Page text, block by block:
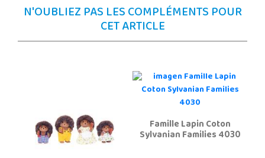
N'OUBLIEZ PAS LES COMPLÉMENTS POUR
CET ARTICLE
Famille Lapin Coton
Sylvanian Families 4030